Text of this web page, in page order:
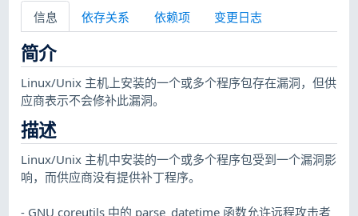
信息 依存关系 依赖项 变更日志
简介
Linux/Unix 主机上安装的一个或多个程序包存在漏洞，但供
应商表示不会修补此漏洞。
描述
Linux/Unix 主机中安装的一个或多个程序包受到一个漏洞影
响，而供应商没有提供补丁程序。
- GNU coreutils 中的 parse_datetime 函数允许远程攻击者